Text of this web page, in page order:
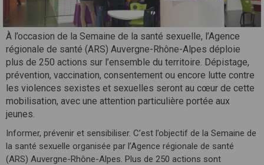
À l’occasion de la Semaine de la santé sexuelle, l’Agence
régionale de santé (ARS) Auvergne-Rhône-Alpes déploie
plus de 250 actions sur l’ensemble du territoire. Dépistage,
prévention, vaccination, consentement ou encore lutte contre
les violences sexistes et sexuelles seront au cœur de cette
mobilisation, avec une attention particulière portée aux
jeunes.
Informer, prévenir et sensibiliser. C’est l’objectif de la Semaine de
la santé sexuelle organisée par l’Agence régionale de santé
(ARS) Auvergne-Rhône-Alpes. Plus de 250 actions sont